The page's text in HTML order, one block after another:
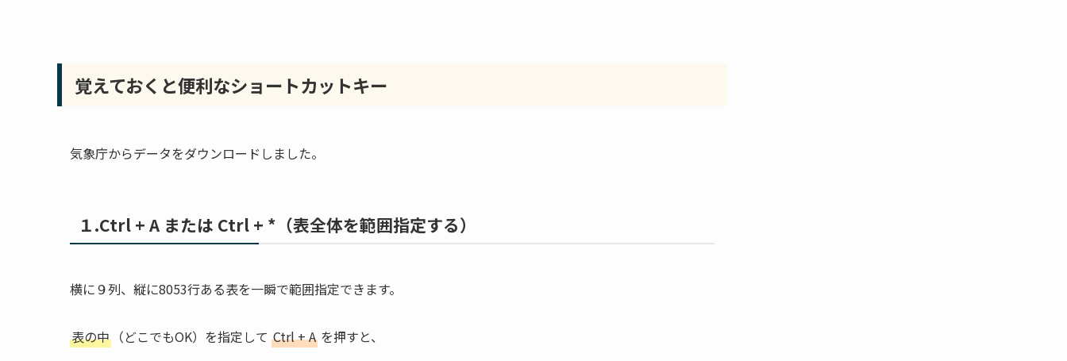
覚えておくと便利なショートカットキー
気象庁からデータをダウンロードしました。
１.Ctrl + A または Ctrl + *（表全体を範囲指定する）
横に９列、縦に8053行ある表を一瞬で範囲指定できます。
表の中 （どこでもOK）を指定して Ctrl + A を押すと、